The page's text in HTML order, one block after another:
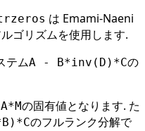
は Emami-Naeni
ゴリズムを使用します.
テムA - B*inv(D)*Cの
の固有値となります. た
のフルランク分解で